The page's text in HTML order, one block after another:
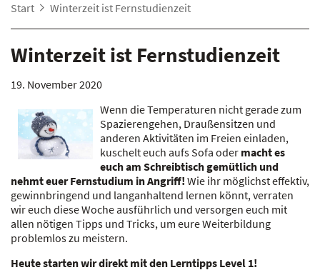
Start
Winterzeit ist Fernstudienzeit
Winterzeit ist Fernstudienzeit
19. November 2020
Wenn die Temperaturen nicht gerade zum
Spazierengehen, Draußensitzen und
anderen Aktivitäten im Freien einladen,
kuschelt euch aufs Sofa oder macht es
euch am Schreibtisch gemütlich und
nehmt euer Fernstudium in Angriff! Wie ihr möglichst effektiv,
gewinnbringend und langanhaltend lernen könnt, verraten
wir euch diese Woche ausführlich und versorgen euch mit
allen nötigen Tipps und Tricks, um eure Weiterbildung
problemlos zu meistern.
Heute starten wir direkt mit den Lerntipps Level 1!